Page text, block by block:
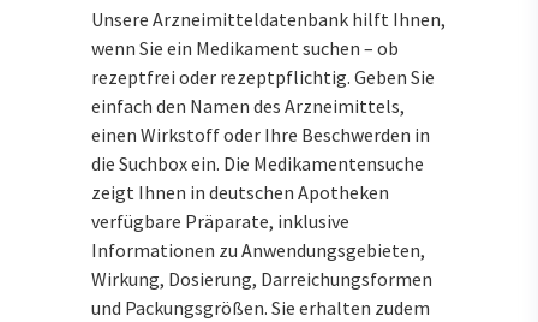
Unsere Arzneimitteldatenbank hilft Ihnen,
wenn Sie ein Medikament suchen – ob
rezeptfrei oder rezeptpflichtig. Geben Sie
einfach den Namen des Arzneimittels,
einen Wirkstoff oder Ihre Beschwerden in
die Suchbox ein. Die Medikamentensuche
zeigt Ihnen in deutschen Apotheken
verfügbare Präparate, inklusive
Informationen zu Anwendungsgebieten,
Wirkung, Dosierung, Darreichungsformen
und Packungsgrößen. Sie erhalten zudem